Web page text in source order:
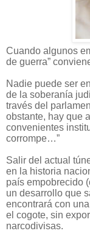
Cuando algunos
de guerra”
Nadie puede ser
de la soberanía
través del
obstante, hay que
convenientes
corrompe…”
Salir del actual
en la historia
país empobrecido
un desarrollo que
encontrará con
el cogote, sin
narcodivisas.